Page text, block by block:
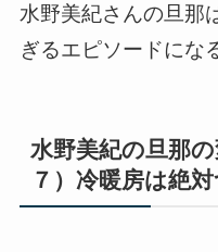
水野美紀さんの旦那
ぎるエピソードにな
水野美紀の旦那
７）冷暖房は絶